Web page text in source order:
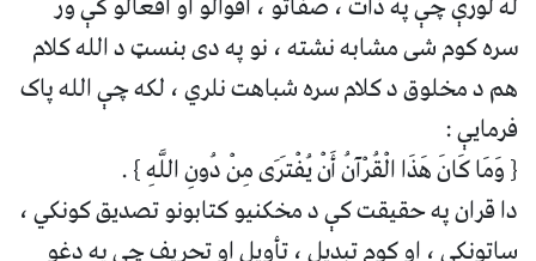
سره کوم شی مشابه نشته ، نو په دی بنسټ د الله کلام
هم د مخلوق د کلام سره شباهت نلري ، لکه چې الله پاک
فرمایې :
{ وَمَا كَانَ هَذَا الْقُرْآنُ أَنْ يُفْتَرَى مِنْ دُونِ اللَّهِ } .
دا قران په حقیقت کې د مخکنیو کتابونو تصدیق کونکي ،
ساتونکی ، او کوم تبدیل ، تأویل او تحریف چې په دغو